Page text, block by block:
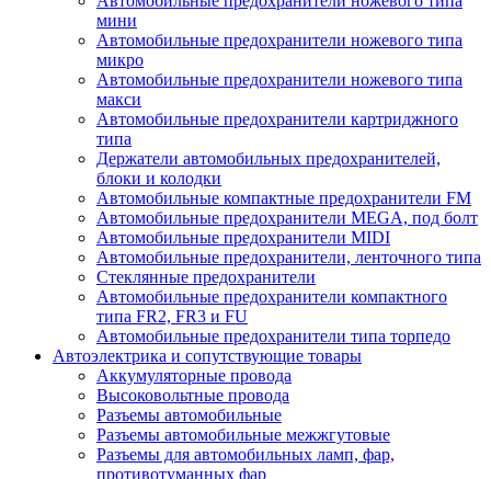
мини
Автомобильные предохранители ножевого типа
микро
Автомобильные предохранители ножевого типа
макси
Автомобильные предохранители картриджного
типа
Держатели автомобильных предохранителей,
блоки и колодки
Автомобильные компактные предохранители FM
Автомобильные предохранители MEGA, под болт
Автомобильные предохранители MIDI
Автомобильные предохранители, ленточного типа
Стеклянные предохранители
Автомобильные предохранители компактного
типа FR2, FR3 и FU
Автомобильные предохранители типа торпедо
Автоэлектрика и сопутствующие товары
Аккумуляторные провода
Высоковольтные провода
Разъемы автомобильные
Разъемы автомобильные межжгутовые
Разъемы для автомобильных ламп, фар,
противотуманных фар